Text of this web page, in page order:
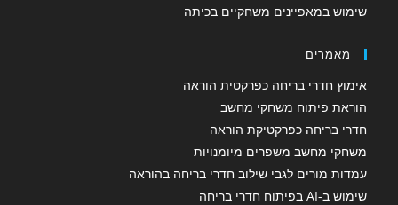
שימוש במאפיינים משחקיים בכיתה
מאמרים
אימוץ חדרי בריחה כפרקטית הוראה
הוראת פיתוח משחקי מחשב
חדרי בריחה כפרקטיקת הוראה
משחקי מחשב משפרים מיומנויות
עמדות מורים לגבי שילוב חדרי בריחה בהוראה
שימוש ב-AI בפיתוח חדרי בריחה